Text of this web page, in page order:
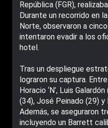
República (FGR),
Durante un recorrido en
Norte, observaron a
intentaron evadir a los
hotel.
Tras un despliegue
lograron su captura.
Horacio ‘N’, Luis
(34), José Peinado (29) y
Además, se aseguraron
incluyendo un Barrett